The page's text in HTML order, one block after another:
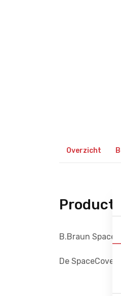
Overzicht
B.Braun Space
De